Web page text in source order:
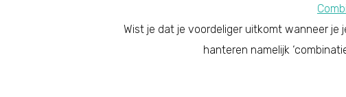
Wist je dat je voordeliger uitkomt wanneer
hanteren namelijk